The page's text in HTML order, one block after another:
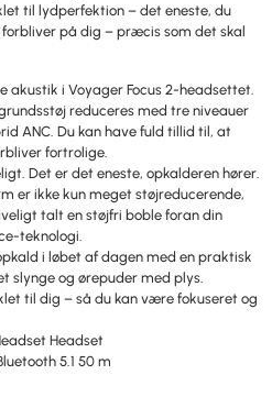
til lydperfektion – det eneste, du
på dig – præcis som det skal
akustik i Voyager Focus 2-headsettet.
reduceres med tre niveauer
ANC. Du kan have fuld tillid til, at
fortrolige.
Det er det eneste, opkalderen hører.
er ikke kun meget støjreducerende,
talt en støjfri boble foran din
teknologi.
i løbet af dagen med en praktisk
slynge og ørepuder med plys.
til dig – så du kan være fokuseret og
Headset
5.1 50 m